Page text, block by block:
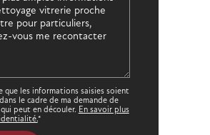
que les informations saisies soient
le cadre de ma demande de
peut en découler. En savoir plus
*